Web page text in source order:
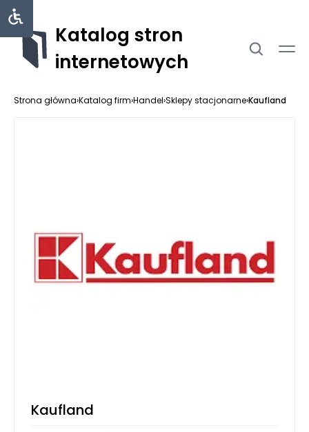
Katalog stron
internetowych
Strona główna›Katalog firm›Handel›Sklepy stacjonarne›Kaufland
Kaufland